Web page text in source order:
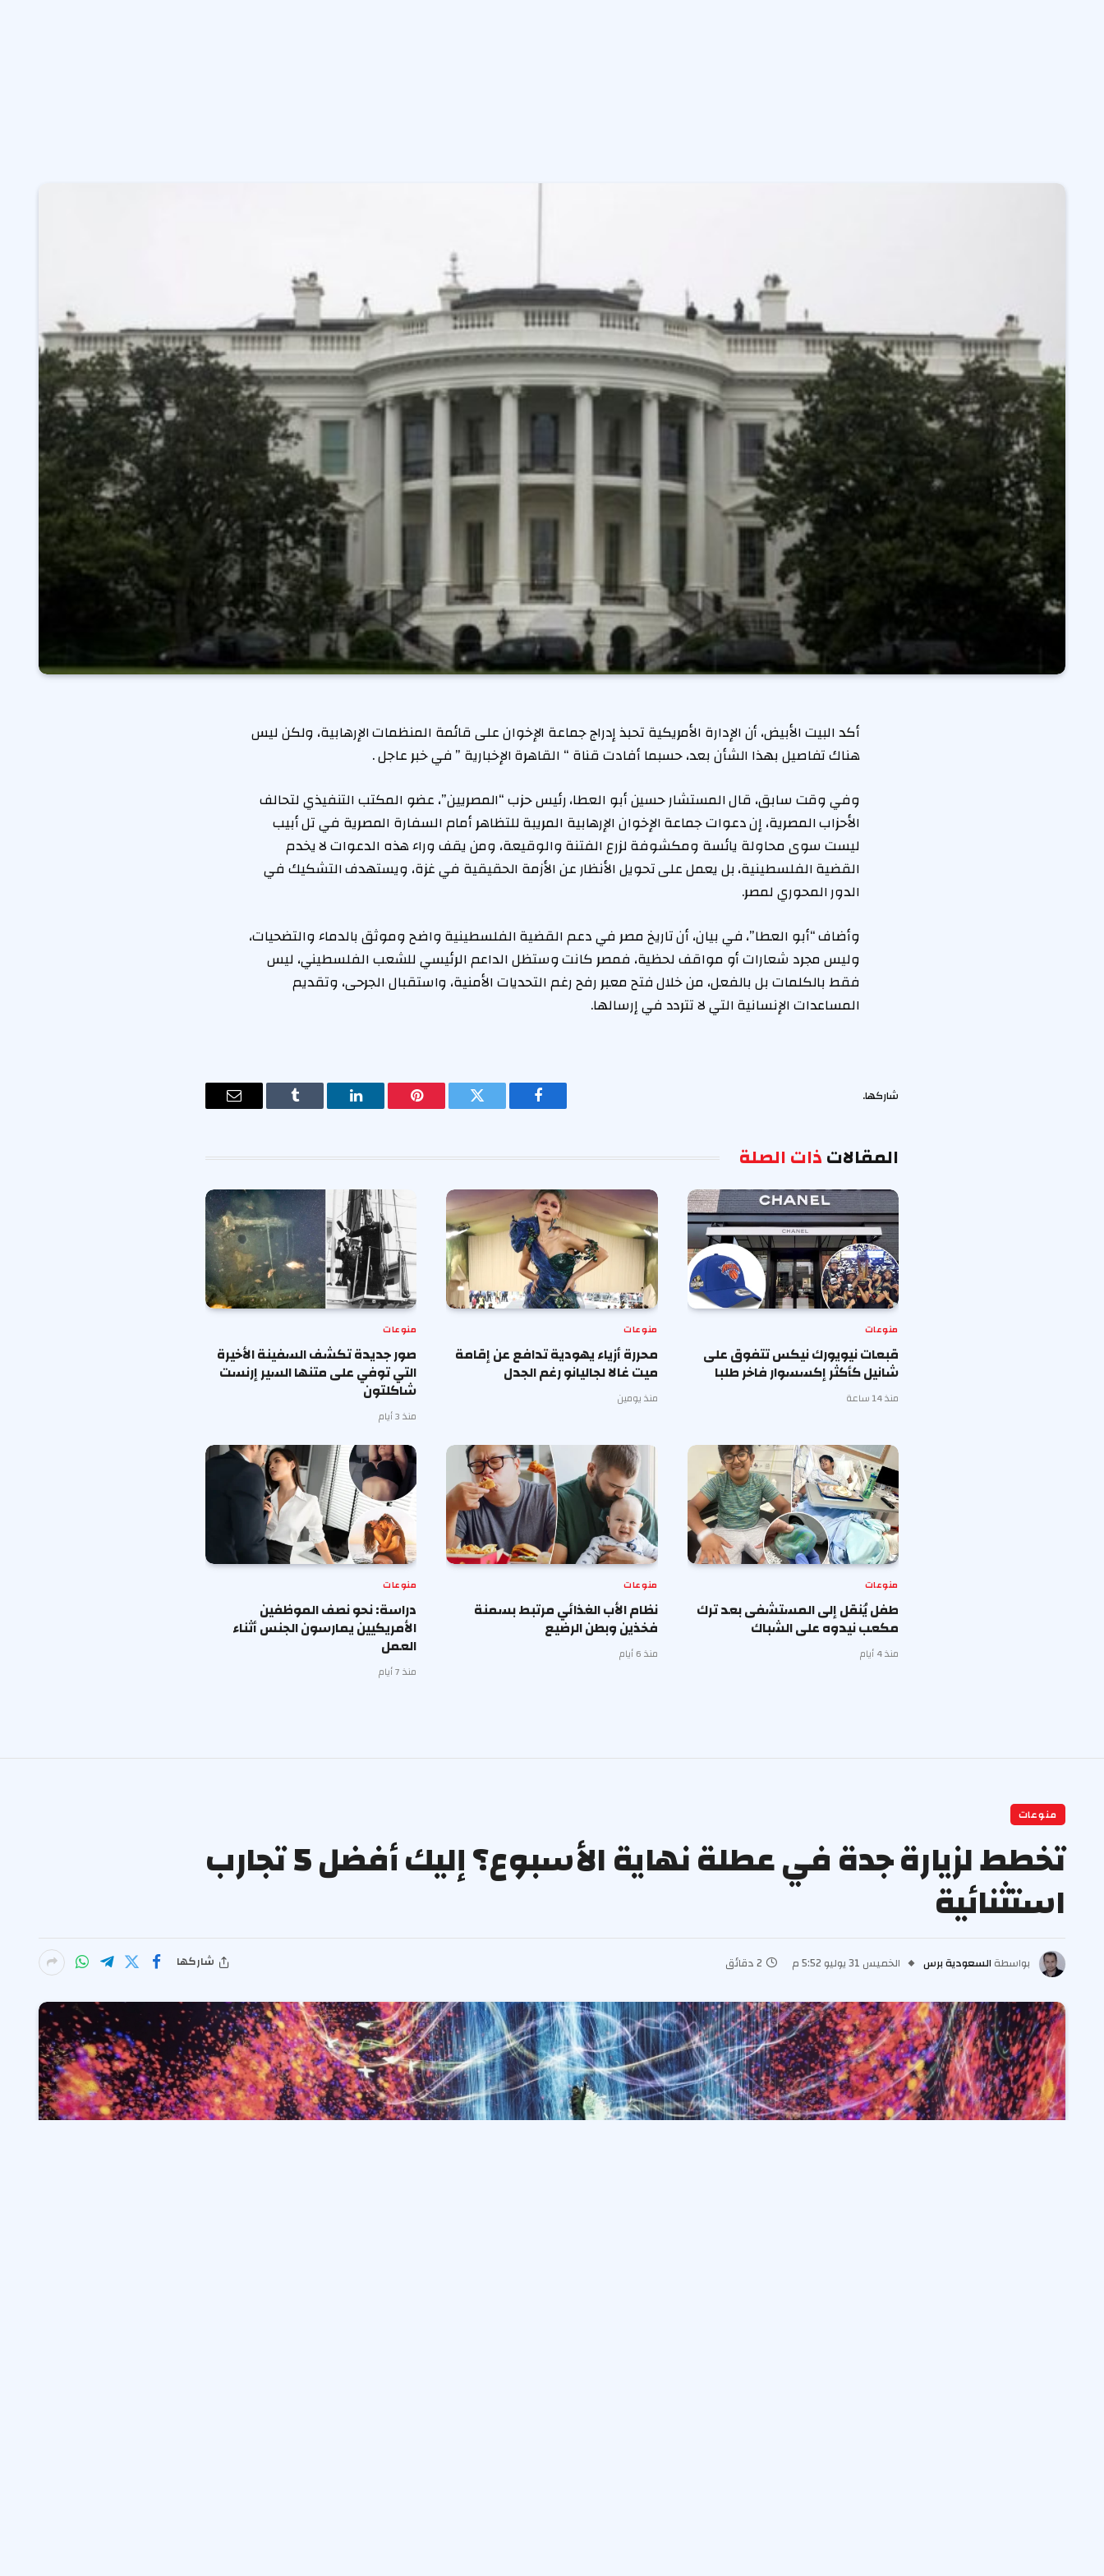
أكد البيت الأبيض، أن الإدارة الأمريكية تحبذ إدراج جماعة الإخوان على قائمة المنظمات الإرهابية، ولكن ليس
هناك تفاصيل بهذا الشأن بعد، حسبما أفادت قناة “ القاهرة الإخبارية ” في خبر عاجل .
وفي وقت سابق، قال المستشار حسين أبو العطا، رئيس حزب “المصريين”، عضو المكتب التنفيذي لتحالف
الأحزاب المصرية، إن دعوات جماعة الإخوان الإرهابية المريبة للتظاهر أمام السفارة المصرية في تل أبيب
ليست سوى محاولة يائسة ومكشوفة لزرع الفتنة والوقيعة، ومن يقف وراء هذه الدعوات لا يخدم
القضية الفلسطينية، بل يعمل على تحويل الأنظار عن الأزمة الحقيقية في غزة، ويستهدف التشكيك في
الدور المحوري لمصر.
وأضاف “أبو العطا”، في بيان، ​أن تاريخ مصر في دعم القضية الفلسطينية واضح وموثق بالدماء والتضحيات،
وليس مجرد شعارات أو مواقف لحظية، فمصر كانت وستظل الداعم الرئيسي للشعب الفلسطيني، ليس
فقط بالكلمات بل بالفعل، من خلال فتح معبر رفح رغم التحديات الأمنية، واستقبال الجرحى، وتقديم
المساعدات الإنسانية التي لا تتردد في إرسالها.
شاركها.
فيسبوك تويتر بينتيريستلينكدإن Tumblr
البريد
المقالاتذات الصلة
منوعات
قبعات نيويورك نيكس تتفوق على
شانيل كأكثر إكسسوار فاخر طلبا
منذ 14 ساعة
منوعات
محررة أزياء يهودية تدافع عن إقامة
ميت غالا لجاليانو رغم الجدل
منذ يومين
منوعات
صور جديدة تكشف السفينة الأخيرة
التي توفي على متنها السير إرنست
شاكلتون
منذ 3 أيام
منوعات
طفل يُنقل إلى المستشفى بعد ترك
مكعب نيدوه على الشباك
منذ 4 أيام
منوعات
نظام الأب الغذائي مرتبط بسمنة
فخذين وبطن الرضيع
منذ 6 أيام
منوعات
دراسة: نحو نصف الموظفين
الأمريكيين يمارسون الجنس أثناء
العمل
منذ 7 أيام
منوعات
تخطط لزيارة جدة في عطلة نهاية الأسبوع؟ إليك أفضل 5 تجارب
استثنائية
بواسطة السعودية برس الخميس 31 يوليو 5:52 م 2 دقائق شاركها